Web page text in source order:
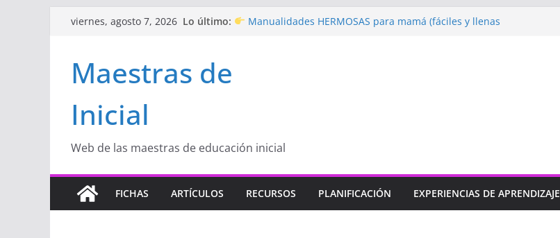
Saltarviernes, agosto 7, 2026 Lo último:
Manualidades HERMOSAS para mamá (fáciles y llenas
Inicial
Maestras de
Inicial
Web de las maestras de educación inicial
FICHAS ARTÍCULOS RECURSOS PLANIFICACIÓN EXPERIENCIAS DE APRENDIZAJE